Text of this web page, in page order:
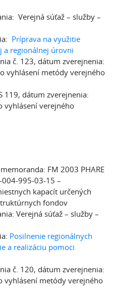
Verejná súťaž – služby –
Príprava na využitie
a regionálnej úrovni
č. 123, dátum zverejnenia:
vyhlásení metódy verejného
119, dátum zverejnenia:
vyhlásení verejného
FM 2003 PHARE
995-03-15 –
kapacít určených
fondov
Verejná súťaž – služby –
Posilnenie regionálnych
a realizáciu pomoci
č. 120, dátum zverejnenia:
vyhlásení metódy verejného